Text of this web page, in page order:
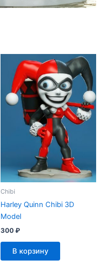
Chibi
Harley Quinn Chibi 3D
Model
300₽
В корзину